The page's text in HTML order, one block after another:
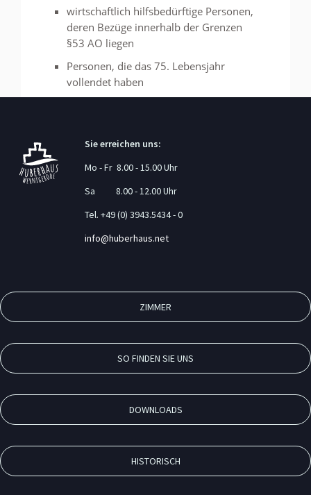
wirtschaftlich hilfsbedürftige Personen,
deren Bezüge innerhalb der Grenzen
§53 AO liegen
Personen, die das 75. Lebensjahr
vollendet haben
Sie erreichen uns:
Mo - Fr 8.00 - 15.00 Uhr
Sa 8.00 - 12.00 Uhr
Tel. +49 (0) 3943.5434 - 0
info@huberhaus.net
ZIMMER
SO FINDEN SIE UNS
DOWNLOADS
HISTORISCH